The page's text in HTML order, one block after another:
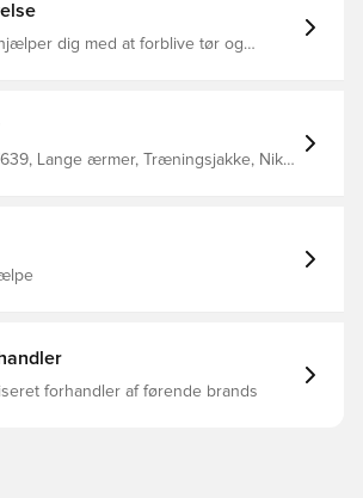
dig med at forblive tør og
i 100% polyester
Lange ærmer, Træningsjakke, Nike
forhandler af førende brands